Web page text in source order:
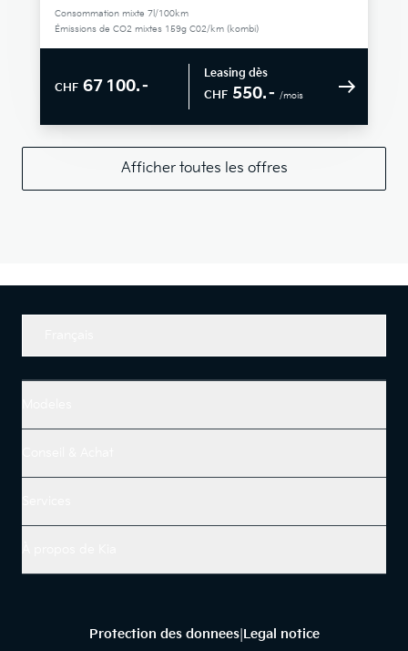
Consommation mixte 7l/100km
Émissions de CO2 mixtes 159g C02/km (kombi)
CHF 67 100.–
Leasing dès
CHF 550.– /mois
Afficher toutes les offres
Protection des donnees| Legal notice